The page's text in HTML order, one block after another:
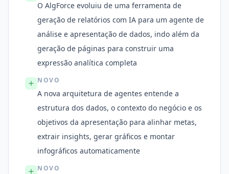
O AlgForce evoluiu de uma ferramenta de
geração de relatórios com IA para um agente de
análise e apresentação de dados, indo além da
geração de páginas para construir uma
expressão analítica completa
NOVO
A nova arquitetura de agentes entende a
estrutura dos dados, o contexto do negócio e os
objetivos da apresentação para alinhar metas,
extrair insights, gerar gráficos e montar
infográficos automaticamente
NOVO